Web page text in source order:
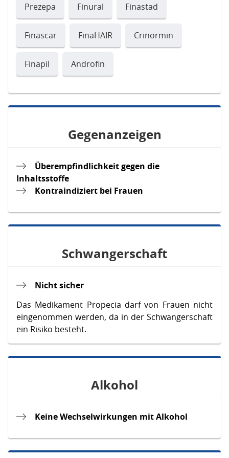
Prezepa Finural Finastad
Finascar FinaHAIR Crinormin
Finapil Androfin
Gegenanzeigen
Überempfindlichkeit gegen die
Inhaltsstoffe
Kontraindiziert bei Frauen
Schwangerschaft
Nicht sicher
Das Medikament Propecia darf von Frauen nicht
eingenommen werden, da in der Schwangerschaft
ein Risiko besteht.
Alkohol
Keine Wechselwirkungen mit Alkohol